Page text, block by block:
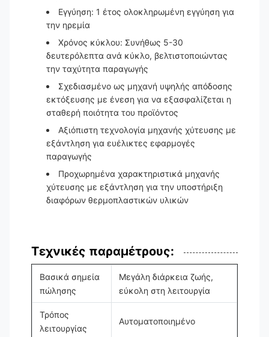
Εγγύηση: 1 έτος ολοκληρωμένη εγγύηση για
την ηρεμία
Χρόνος κύκλου: Συνήθως 5-30
δευτερόλεπτα ανά κύκλο, βελτιστοποιώντας
την ταχύτητα παραγωγής
Σχεδιασμένο ως μηχανή υψηλής απόδοσης
εκτόξευσης με ένεση για να εξασφαλίζεται η
σταθερή ποιότητα του προϊόντος
Αξιόπιστη τεχνολογία μηχανής χύτευσης με
εξάντληση για ευέλικτες εφαρμογές
παραγωγής
Προχωρημένα χαρακτηριστικά μηχανής
χύτευσης με εξάντληση για την υποστήριξη
διαφόρων θερμοπλαστικών υλικών
Τεχνικές παραμέτρους:
Βασικά σημεία
πώλησης
Μεγάλη διάρκεια ζωής,
εύκολη στη λειτουργία
Τρόπος
λειτουργίας
Αυτοματοποιημένο